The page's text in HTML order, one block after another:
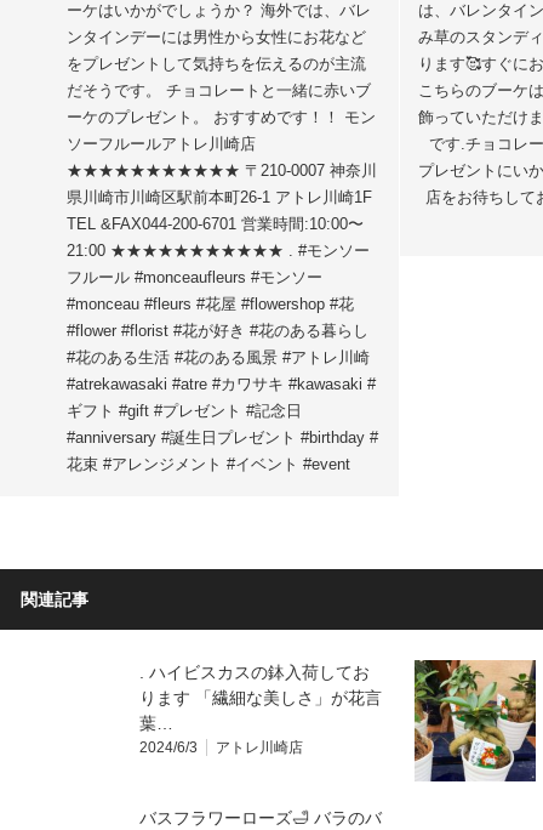
ーケはいかがでしょうか？ 海外では、バレ
ンタインデーには男性から女性にお花など
をプレゼントして気持ちを伝えるのが主流
だそうです。 チョコレートと一緒に赤いブ
ーケのプレゼント。 おすすめです！！ モン
ソーフルールアトレ川崎店
★★★★★★★★★★★ 〒210-0007 神奈川
県川崎市川崎区駅前本町26-1 アトレ川崎1F
TEL &FAX044-200-6701 営業時間:10:00〜
21:00 ★★★★★★★★★★★ . #モンソー
フルール #monceaufleurs #モンソー
#monceau #fleurs #花屋 #flowershop #花
#flower #florist #花が好き #花のある暮らし
#花のある生活 #花のある風景 #アトレ川崎
#atrekawasaki #atre #カワサキ #kawasaki #
ギフト #gift #プレゼント #記念日
#anniversary #誕生日プレゼント #birthday #
花束 #アレンジメント #イベント #event
は、バレンタイ
み草のスタンデ
ります🥰すぐに
こちらのブーケ
飾っていただけ
です.チョコレ
プレゼントにい
店をお待ちし
関連記事
. ハイビスカスの鉢入荷してお
ります 「繊細な美しさ」が花言
葉…
2024/6/3 アトレ川崎店
バスフラワーローズ🛁 バラのバ